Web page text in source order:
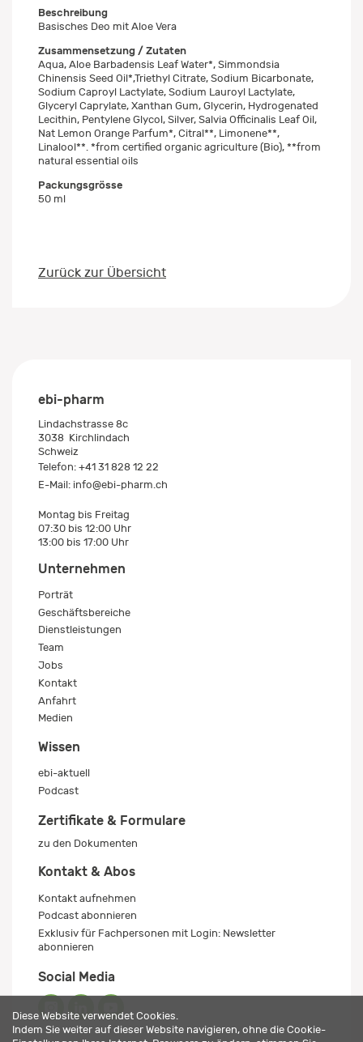
Beschreibung
Basisches Deo mit Aloe Vera
Zusammensetzung / Zutaten
Aqua, Aloe Barbadensis Leaf Water*, Simmondsia
Chinensis Seed Oil*,Triethyl Citrate, Sodium Bicarbonate,
Sodium Caproyl Lactylate, Sodium Lauroyl Lactylate,
Glyceryl Caprylate, Xanthan Gum, Glycerin, Hydrogenated
Lecithin, Pentylene Glycol, Silver, Salvia Officinalis Leaf Oil,
Nat Lemon Orange Parfum*, Citral**, Limonene**,
Linalool**. *from certified organic agriculture (Bio), **from
natural essential oils
Packungsgrösse
50 ml
Zurück zur Übersicht
ebi-pharm
Lindachstrasse 8c
3038 Kirchlindach
Schweiz
Telefon: +41 31 828 12 22
E-Mail: info@ebi-pharm.ch
Montag bis Freitag
07:30 bis 12:00 Uhr
13:00 bis 17:00 Uhr
Unternehmen
Porträt
Geschäftsbereiche
Dienstleistungen
Team
Jobs
Kontakt
Anfahrt
Medien
Wissen
ebi-aktuell
Podcast
Zertifikate & Formulare
zu den Dokumenten
Kontakt & Abos
Kontakt aufnehmen
Podcast abonnieren
Exklusiv für Fachpersonen mit Login: Newsletter
abonnieren
Social Media
Diese Website verwendet Cookies.
Indem Sie weiter auf dieser Website navigieren, ohne die Cookie-